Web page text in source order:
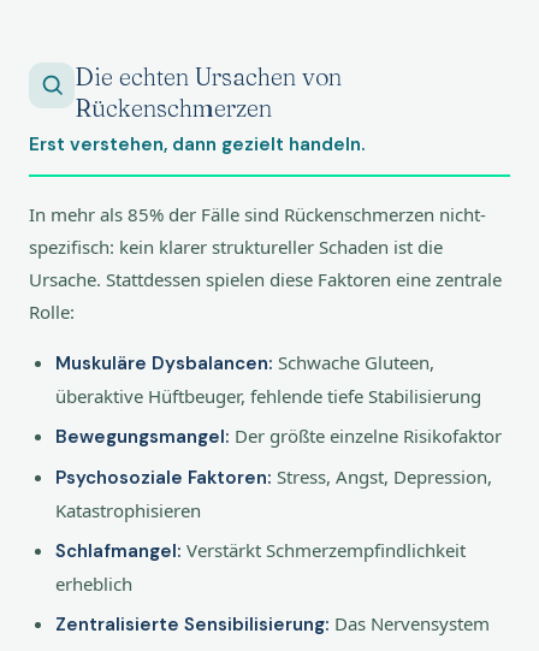
Die echten Ursachen von
Rückenschmerzen
Erst verstehen, dann gezielt handeln.
In mehr als 85% der Fälle sind Rückenschmerzen nicht-
spezifisch: kein klarer struktureller Schaden ist die
Ursache. Stattdessen spielen diese Faktoren eine zentrale
Rolle:
Muskuläre Dysbalancen: Schwache Gluteen,
überaktive Hüftbeuger, fehlende tiefe Stabilisierung
Bewegungsmangel: Der größte einzelne Risikofaktor
Psychosoziale Faktoren: Stress, Angst, Depression,
Katastrophisieren
Schlafmangel: Verstärkt Schmerzempfindlichkeit
erheblich
Zentralisierte Sensibilisierung: Das Nervensystem